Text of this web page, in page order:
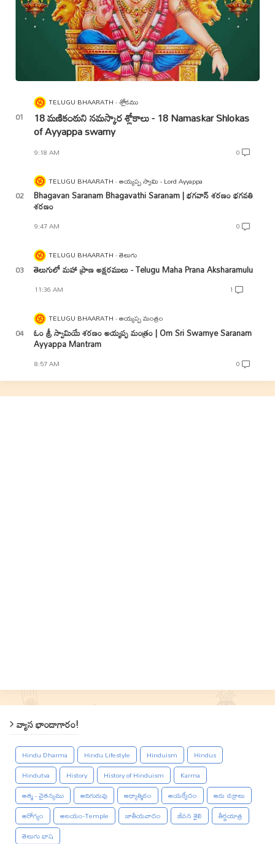
TELUGU BHAARATH శ్లోకము
18 మణికంఠుని నమస్కార శ్లోకాలు - 18 Namaskar Shlokas
of Ayyappa swamy
9:18 AM 0
TELUGU BHAARATH అయ్యప్ప స్వామి - Lord Ayyappa
Bhagavan Saranam Bhagavathi Saranam | భగవాన్ శరణం భగవతి
శరణం
9:47 AM 0
TELUGU BHAARATH తెలుగు
తెలుగులో మహా ప్రాణ అక్షరములు - Telugu Maha Prana Aksharamulu
11:36 AM 1
TELUGU BHAARATH అయ్యప్ప మంత్రం
ఓం శ్రీ స్వామియే శరణం అయ్యప్ప మంత్రం | Om Sri Swamye Saranam
Ayyappa Mantram
8:57 AM 0
వ్యాస భాండాగారం!
Hindu Dharma Hindu Lifestyle Hinduism
Hindus
Hindutva
History History of Hinduism
Karma
ఆత్మ - చైతన్యము
ఆదిగురువు ఆధ్యాత్మికం ఆయర్వేదం
ఆరు చక్రాలు
ఆరోగ్యం
ఆలయం-Temple జాతీయవాదం జీవన శైలి
తీర్థయాత్ర
తెలుగు భాష